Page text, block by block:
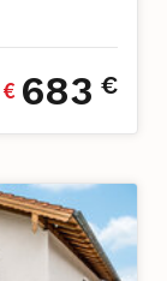
€ 683 €